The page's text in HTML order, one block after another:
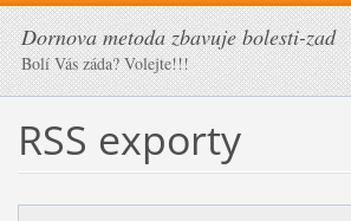
Dornova metoda zbavuje bolesti-zad
Bolí Vás záda? Volejte!!!
RSS exporty